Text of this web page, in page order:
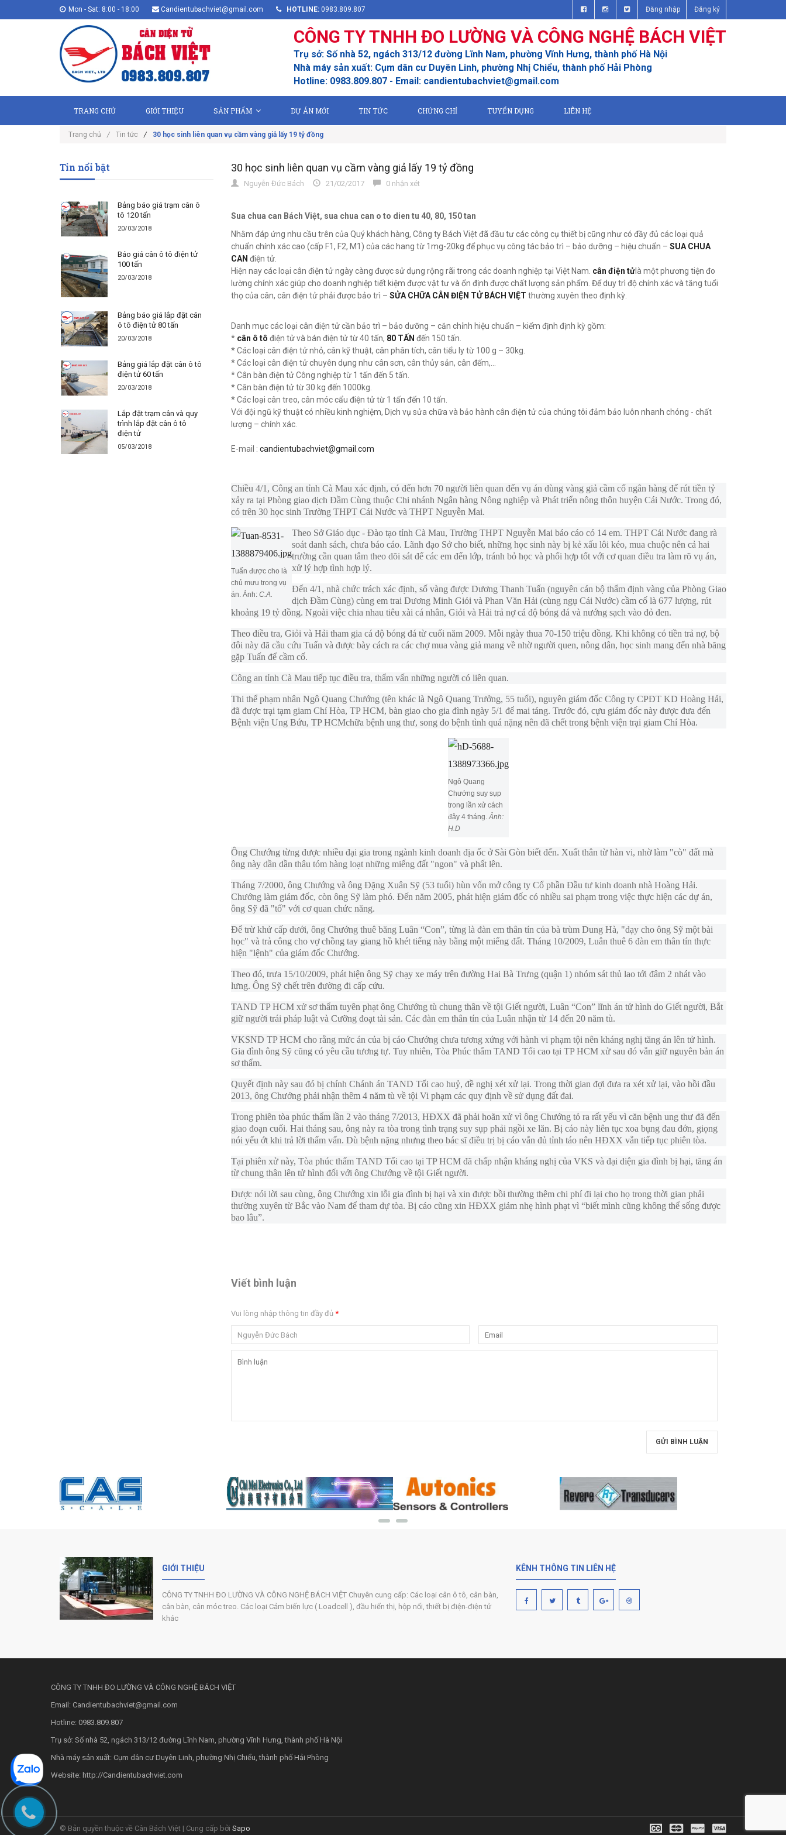
Mon - Sat: 8:00 - 18:00 Candientubachviet@gmail.com HOTLINE: 0983.809.807 Đăng nhập Đăng ký
CÔNG TY TNHH ĐO LƯỜNG VÀ CÔNG NGHỆ BÁCH VIỆT
Trụ sở: Số nhà 52, ngách 313/12 đường Lĩnh Nam, phường Vĩnh Hưng, thành phố Hà Nội
Nhà máy sản xuất: Cụm dân cư Duyên Linh, phường Nhị Chiểu, thành phố Hải Phòng
Hotline: 0983.809.807 - Email: candientubachviet@gmail.com
TRANG CHỦ GIỚI THIỆU SẢN PHẨM DỰ ÁN MỚI TIN TỨC CHỨNG CHỈ TUYỂN DỤNG LIÊN HỆ
Trang chủ / Tin tức / 30 học sinh liên quan vụ cầm vàng giả lấy 19 tỷ đồng
Tin nổi bật
Bảng báo giá trạm cân ô
tô 120 tấn
20/03/2018
Báo giá cân ô tô điện tử
100 tấn
20/03/2018
Bảng báo giá lắp đặt cân
ô tô điện tử 80 tấn
20/03/2018
Bảng giá lắp đặt cân ô tô
điện tử 60 tấn
20/03/2018
Lắp đặt trạm cân và quy
trình lắp đặt cân ô tô
điện tử
05/03/2018
30 học sinh liên quan vụ cầm vàng giả lấy 19 tỷ đồng
Nguyễn Đức Bách 21/02/2017 0 nhận xét
Sua chua can Bách Việt, sua chua can o to dien tu 40, 80, 150 tan
Nhằm đáp ứng nhu cầu trên của Quý khách hàng, Công ty Bách Việt đã đầu tư các công cụ thiết bị cũng như có đầy đủ các loại quả
chuẩn chính xác cao (cấp F1, F2, M1) của các hang từ 1mg-20kg để phục vụ công tác bảo trì – bảo dưỡng – hiệu chuẩn – SUA CHUA
CAN điện tử.
Hiện nay các loại cân điện tử ngày càng được sử dụng rộng rãi trong các doanh nghiệp tại Việt Nam. cân điện tửlà một phương tiện đo
lường chính xác giúp cho doanh nghiệp tiết kiệm được vật tư và ổn định được chất lượng sản phẩm. Để duy trì độ chính xác và tăng tuổi
thọ của cân, cân điện tử phải được bảo trì – SỬA CHỮA CÂN ĐIỆN TỬ BÁCH VIỆT thường xuyên theo định kỳ.
Danh mục các loại cân điện tử cần bảo trì – bảo dưỡng – căn chỉnh hiệu chuẩn – kiểm định định kỳ gồm:
* cân ô tô điện tử và bán điện tử từ 40 tấn, 80 TẤN đến 150 tấn.
* Các loại cân điện tử nhỏ, cân kỹ thuật, cân phân tích, cân tiểu ly từ 100 g – 30kg.
* Các loại cân điện tử chuyên dụng như cân sơn, cân thủy sản, cân đếm,…
* Cân bàn điện tử Công nghiệp từ 1 tấn đến 5 tấn.
* Cân bàn điện tử từ 30 kg đến 1000kg.
* Các loại cân treo, cân móc cẩu điện tử từ 1 tấn đến 10 tấn.
Với đội ngũ kỹ thuật có nhiều kinh nghiệm, Dịch vụ sửa chữa và bảo hành cân điện tử của chúng tôi đảm bảo luôn nhanh chóng - chất
lượng – chính xác.
E-mail : candientubachviet@gmail.com
Chiều 4/1, Công an tỉnh Cà Mau xác định, có đến hơn 70 người liên quan đến vụ án dùng vàng giả cầm cố ngân hàng để rút tiền tỷ
xảy ra tại Phòng giao dịch Đầm Cùng thuộc Chi nhánh Ngân hàng Nông nghiệp và Phát triển nông thôn huyện Cái Nước. Trong đó,
có trên 30 học sinh Trường THPT Cái Nước và THPT Nguyễn Mai.
Tuấn được cho là
chủ mưu trong vụ
án. Ảnh: C.A.
Theo Sở Giáo dục - Đào tạo tỉnh Cà Mau, Trường THPT Nguyễn Mai báo cáo có 14 em. THPT Cái Nước đang rà
soát danh sách, chưa báo cáo. Lãnh đạo Sở cho biết, những học sinh này bị kẻ xấu lôi kéo, mua chuộc nên cả hai
trường cần quan tâm theo dõi sát để các em đến lớp, tránh bỏ học và phối hợp tốt với cơ quan điều tra làm rõ vụ án,
xử lý hợp tình hợp lý.
Đến 4/1, nhà chức trách xác định, số vàng được Dương Thanh Tuấn (nguyên cán bộ thẩm định vàng của Phòng Giao
dịch Đầm Cùng) cùng em trai Dương Minh Giỏi và Phan Văn Hải (cùng ngụ Cái Nước) cầm cố là 677 lượng, rút
khoảng 19 tỷ đồng. Ngoài việc chia nhau tiêu xài cá nhân, Giỏi và Hải trả nợ cá độ bóng đá và nướng sạch vào đỏ đen.
Theo điều tra, Giỏi và Hải tham gia cá độ bóng đá từ cuối năm 2009. Mỗi ngày thua 70-150 triệu đồng. Khi không có tiền trả nợ, bộ
đôi này đã cầu cứu Tuấn và được bày cách ra các chợ mua vàng giả mang về nhờ người quen, nông dân, học sinh mang đến nhà băng
gặp Tuấn để cầm cố.
Công an tỉnh Cà Mau tiếp tục điều tra, thẩm vấn những người có liên quan.
Thi thể phạm nhân Ngô Quang Chướng (tên khác là Ngô Quang Trưởng, 55 tuổi), nguyên giám đốc Công ty CPĐT KD Hoàng Hải,
đã được trại tạm giam Chí Hòa, TP HCM, bàn giao cho gia đình ngày 5/1 để mai táng. Trước đó, cựu giám đốc này được đưa đến
Bệnh viện Ung Bứu, TP HCMchữa bệnh ung thư, song do bệnh tình quá nặng nên đã chết trong bệnh viện trại giam Chí Hòa.
Ngô Quang
Chướng suy sụp
trong lần xử cách
đây 4 tháng.Ảnh:
H.D
Ông Chướng từng được nhiều đại gia trong ngành kinh doanh địa ốc ở Sài Gòn biết đến. Xuất thân từ hàn vi, nhờ làm "cò" đất mà
ông này dần dần thâu tóm hàng loạt những miếng đất "ngon" và phất lên.
Tháng 7/2000, ông Chướng và ông Đặng Xuân Sỹ (53 tuổi) hùn vốn mở công ty Cổ phần Đầu tư kinh doanh nhà Hoàng Hải.
Chướng làm giám đốc, còn ông Sỹ làm phó. Đến năm 2005, phát hiện giám đốc có nhiều sai phạm trong việc thực hiện các dự án,
ông Sỹ đã "tố" với cơ quan chức năng.
Để trừ khử cấp dưới, ông Chướng thuê băng Luân “Con”, từng là đàn em thân tín của bà trùm Dung Hà, "dạy cho ông Sỹ một bài
học" và trả công cho vợ chồng tay giang hồ khét tiếng này bằng một miếng đất. Tháng 10/2009, Luân thuê 6 đàn em thân tín thực
hiện "lệnh" của giám đốc Chướng.
Theo đó, trưa 15/10/2009, phát hiện ông Sỹ chạy xe máy trên đường Hai Bà Trưng (quận 1) nhóm sát thủ lao tới đâm 2 nhát vào
lưng. Ông Sỹ chết trên đường đi cấp cứu.
TAND TP HCM xử sơ thẩm tuyên phạt ông Chướng tù chung thân về tội Giết người, Luân “Con” lĩnh án tử hình do Giết người, Bắt
giữ người trái pháp luật và Cưỡng đoạt tài sản. Các đàn em thân tín của Luân nhận từ 14 đến 20 năm tù.
VKSND TP HCM cho rằng mức án của bị cáo Chướng chưa tương xứng với hành vi phạm tội nên kháng nghị tăng án lên tử hình.
Gia đình ông Sỹ cũng có yêu cầu tương tự. Tuy nhiên, Tòa Phúc thẩm TAND Tối cao tại TP HCM xử sau đó vẫn giữ nguyên bản án
sơ thẩm.
Quyết định này sau đó bị chính Chánh án TAND Tối cao huỷ, đề nghị xét xử lại. Trong thời gian đợi đưa ra xét xử lại, vào hồi đầu
2013, ông Chướng phải nhận thêm 4 năm tù về tội Vi phạm các quy định về sử dụng đất đai.
Trong phiên tòa phúc thẩm lần 2 vào tháng 7/2013, HĐXX đã phải hoãn xử vì ông Chướng tỏ ra rất yếu vì căn bệnh ung thư đã đến
giao đoạn cuối. Hai tháng sau, ông này ra tòa trong tình trạng suy sụp phải ngồi xe lăn. Bị cáo này liên tục xoa bụng đau đớn, giọng
nói yếu ớt khi trả lời thẩm vấn. Dù bệnh nặng nhưng theo bác sĩ điều trị bị cáo vẫn đủ tỉnh táo nên HĐXX vẫn tiếp tục phiên tòa.
Tại phiên xử này, Tòa phúc thẩm TAND Tối cao tại TP HCM đã chấp nhận kháng nghị của VKS và đại diện gia đình bị hại, tăng án
từ chung thân lên tử hình đối với ông Chướng về tội Giết người.
Được nói lời sau cùng, ông Chướng xin lỗi gia đình bị hại và xin được bồi thường thêm chi phí đi lại cho họ trong thời gian phải
thường xuyên từ Bắc vào Nam để tham dự tòa. Bị cáo cũng xin HĐXX giảm nhẹ hình phạt vì “biết mình cũng không thể sống được
bao lâu”.
Viết bình luận
Vui lòng nhập thông tin đầy đủ *
GỬI BÌNH LUẬN
GIỚI THIỆU
CÔNG TY TNHH ĐO LƯỜNG VÀ CÔNG NGHỆ BÁCH VIỆT Chuyên cung cấp: Các loại cân ô tô, cân bàn,
cân bàn, cân móc treo. Các loại Cảm biến lực ( Loadcell ), đầu hiển thị, hộp nối, thiết bị điện-điện tử
khác
KÊNH THÔNG TIN LIÊN HỆ
CÔNG TY TNHH ĐO LƯỜNG VÀ CÔNG NGHỆ BÁCH VIỆT
Email: Candientubachviet@gmail.com
Hotline: 0983.809.807
Trụ sở: Số nhà 52, ngách 313/12 đường Lĩnh Nam, phường Vĩnh Hưng, thành phố Hà Nội
Nhà máy sản xuất: Cụm dân cư Duyên Linh, phường Nhị Chiểu, thành phố Hải Phòng
Website: http://Candientubachviet.com
© Bản quyền thuộc về Cân Bách Việt | Cung cấp bởi Sapo